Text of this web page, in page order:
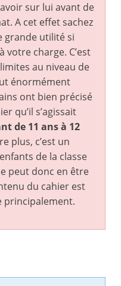
sur lui avant de
A cet effet sachez
grande utilité si
votre charge. C’est
au niveau de
énormément
ont bien précisé
qu’il s’agissait
de 11 ans à 12
plus, c’est un
de la classe
peut donc en être
du cahier est
principalement.